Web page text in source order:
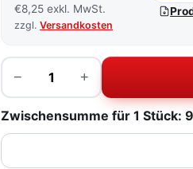
€8,25 exkl. MwSt.
zzgl.Versandkosten
−
Menge
+
Zwischensumme für 1 Stück: